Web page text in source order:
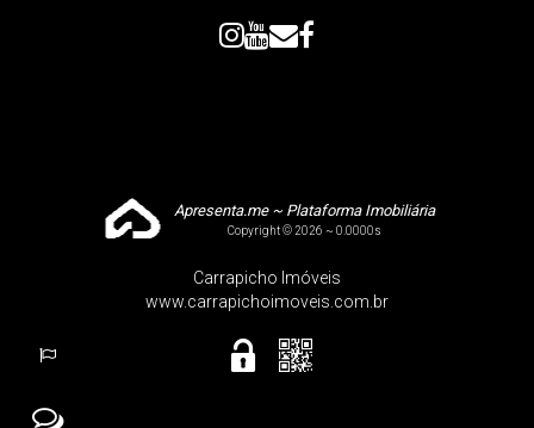
Apresenta.me ~ Plataforma Imobiliária
Copyright © 2026 ~ 0.0000s
Carrapicho Imóveis
www.carrapichoimoveis.com.br